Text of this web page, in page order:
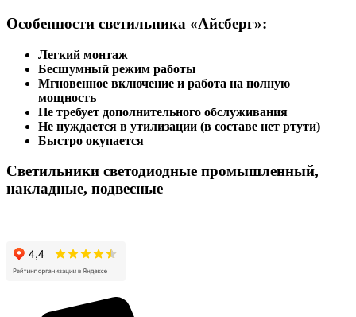
Особенности светильника «Айсберг»:
Легкий монтаж
Бесшумный режим работы
Мгновенное включение и работа на полную
мощность
Не требует дополнительного обслуживания
Не нуждается в утилизации (в составе нет ртути)
Быстро окупается
Светильники светодиодные промышленный,
накладные, подвесные